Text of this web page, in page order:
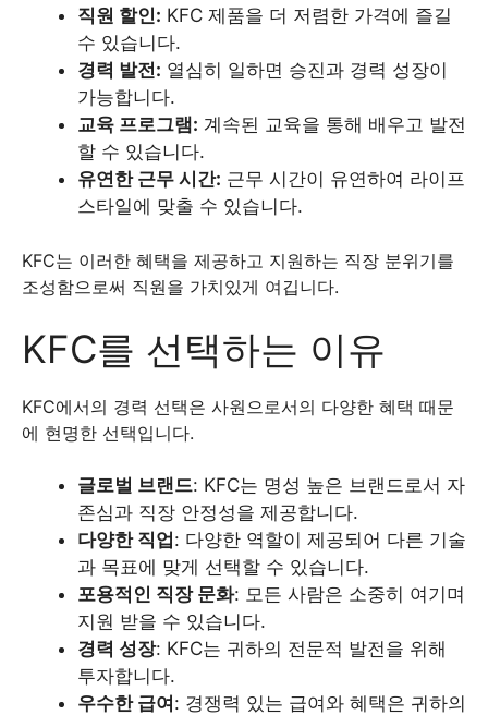
직원 할인: KFC 제품을 더 저렴한 가격에 즐길
수 있습니다.
경력 발전: 열심히 일하면 승진과 경력 성장이
가능합니다.
교육 프로그램: 계속된 교육을 통해 배우고 발전
할 수 있습니다.
유연한 근무 시간: 근무 시간이 유연하여 라이프
스타일에 맞출 수 있습니다.
KFC는 이러한 혜택을 제공하고 지원하는 직장 분위기를
조성함으로써 직원을 가치있게 여깁니다.
KFC를 선택하는 이유
KFC에서의 경력 선택은 사원으로서의 다양한 혜택 때문
에 현명한 선택입니다.
글로벌 브랜드: KFC는 명성 높은 브랜드로서 자
존심과 직장 안정성을 제공합니다.
다양한 직업 : 다양한 역할이 제공되어 다른 기술
과 목표에 맞게 선택할 수 있습니다.
포용적인 직장 문화: 모든 사람은 소중히 여기며
지원 받을 수 있습니다.
경력 성장: KFC는 귀하의 전문적 발전을 위해
투자합니다.
우수한 급여 : 경쟁력 있는 급여와 혜택은 귀하의